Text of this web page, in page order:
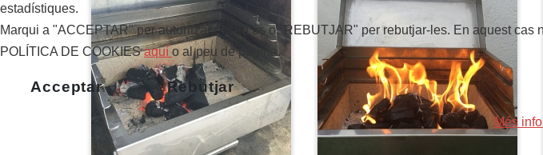
estadístiques.
Marqui a "ACCEPTAR" per autoritzar el seu ús o "REBUTJAR" per rebutjar-les. En aquest
POLÍTICA DE COOKIESaquí o al peu de pàgina.
Acceptar Rebutjar
Més